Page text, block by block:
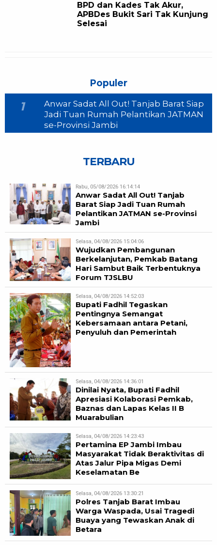
BPD dan Kades Tak Akur,
APBDes Bukit Sari Tak Kunjung
Selesai
Populer
1
Anwar Sadat All Out! Tanjab Barat Siap
Jadi Tuan Rumah Pelantikan JATMAN
se-Provinsi Jambi
TERBARU
Rabu, 05/08/2026 16:14:14
Anwar Sadat All Out! Tanjab
Barat Siap Jadi Tuan Rumah
Pelantikan JATMAN se-Provinsi
Jambi
Selasa, 04/08/2026 15:04:06
Wujudkan Pembangunan
Berkelanjutan, Pemkab Batang
Hari Sambut Baik Terbentuknya
Forum TJSLBU
Selasa, 04/08/2026 14:52:03
Bupati Fadhil Tegaskan
Pentingnya Semangat
Kebersamaan antara Petani,
Penyuluh dan Pemerintah
Selasa, 04/08/2026 14:36:01
Dinilai Nyata, Bupati Fadhil
Apresiasi Kolaborasi Pemkab,
Baznas dan Lapas Kelas II B
Muarabulian
Selasa, 04/08/2026 14:23:43
Pertamina EP Jambi Imbau
Masyarakat Tidak Beraktivitas di
Atas Jalur Pipa Migas Demi
Keselamatan Be
Selasa, 04/08/2026 13:30:21
Polres Tanjab Barat Imbau
Warga Waspada, Usai Tragedi
Buaya yang Tewaskan Anak di
Betara